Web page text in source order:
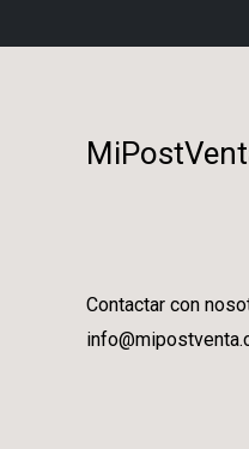
Contactar con